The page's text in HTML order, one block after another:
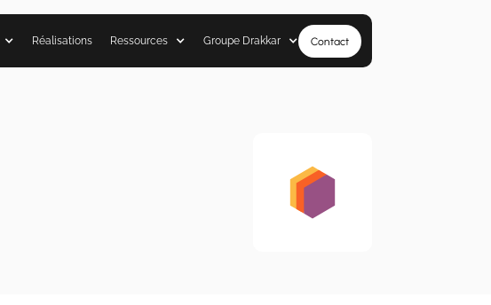
Réalisations Ressources Groupe Drakkar Contact